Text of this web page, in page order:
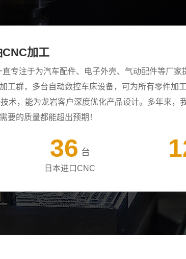
加工
专注于为汽车配件、电子外壳、气动配件等厂家
群，多台自动数控车床设备，可为所有零件加
术，能为龙岩客户深度优化产品设计。多年来，
要的质量都能超出预期！
36 台
日本进口CNC